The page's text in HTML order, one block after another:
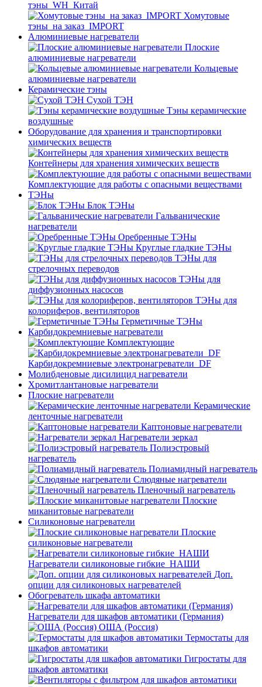
тэны_WH_Китай
Хомутовые
тэны_на заказ_IMPORT
Алюминиевые нагреватели
Плоские
алюминиевые нагреватели
Кольцевые
алюминиевые нагреватели
Керамические тэны
Сухой ТЭН
Тэны керамические
воздушные
Оборудование для хранения и транспортировки
химических веществ
Контейнеры для хранения химических веществ
Комплектующие для работы с опасными веществами
ТЭНы
Блок ТЭНы
Гальванические
нагреватели
Оребренные ТЭНы
Круглые гладкие ТЭНы
ТЭНы для
стрелочных переводов
ТЭНы для
диффузионных насосов
ТЭНы для
колориферов, вентиляторов
Герметичные ТЭНы
Карбидокремниевые нагреватели
Комплектующие
Карбидокремниевые электронагреватели_DF
Молибденовые дисилицид нагреватели
Хромитлантановые нагреватели
Плоские нагреватели
Керамические
ленточные нагреватели
Каптоновые нагреватели
Нагреватели зеркал
Полиэстровый
нагреватель
Полиамидный нагреватель
Слюдяные нагреватели
Пленочный нагреватель
Плоские
миканитовые нагреватели
Силиконовые нагреватели
Плоские
силиконовые нагреватели
Нагреватели силиконовые гибкие_НАШИ
Доп.
опции для силиконовых нагревателей
Обогреватель шкафа автоматики
Нагреватели для шкафов автоматики (Германия)
ОША (Россия)
Термостаты для
шкафов автоматики
Гигростаты для
шкафов автоматики